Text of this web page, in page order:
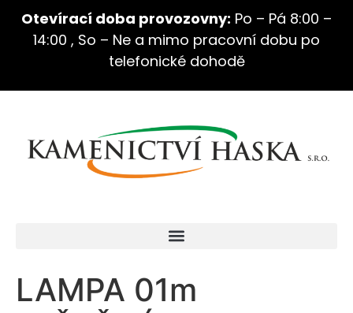
Otevírací doba provozovny: Po – Pá 8:00 –
14:00 , So – Ne a mimo pracovní dobu po
telefonické dohodě
LAMPA 01m